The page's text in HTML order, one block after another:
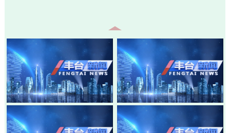
20260805-丰台新闻